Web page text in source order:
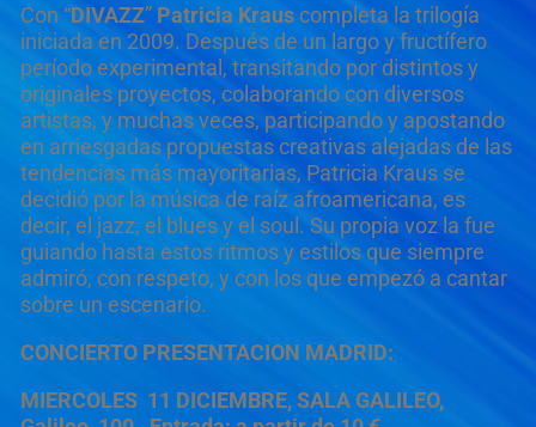
Con “DIVAZZ” Patricia Krauscompleta la trilogía
iniciada en 2009. Después de un largo y fructífero
período experimental, transitando por distintos y
originales proyectos, colaborando con diversos
artistas, y muchas veces, participando y apostando
en arriesgadas propuestas creativas alejadas de las
tendencias más mayoritarias, Patricia Kraus se
decidió por la música de raíz afroamericana, es
decir, el jazz, el blues y el soul. Su propia voz la fue
guiando hasta estos ritmos y estilos que siempre
admiró, con respeto, y con los que empezó a cantar
sobre un escenario.
CONCIERTO PRESENTACION MADRID:
MIERCOLES 11 DICIEMBRE, SALA GALILEO,